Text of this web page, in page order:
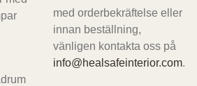
med orderbekräftelse eller
innan beställning,
vänligen kontakta oss på
info@healsafeinterior.com.